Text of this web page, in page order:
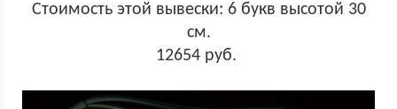
Стоимость этой вывески: 6 букв высотой 30
см.
12654 руб.